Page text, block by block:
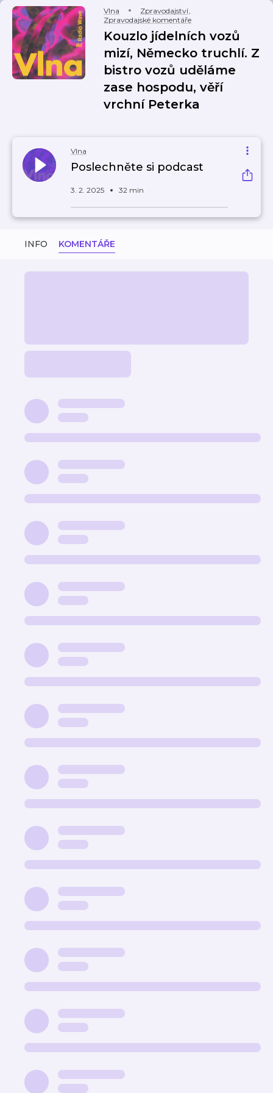
Vlna Zpravodajství,
Zpravodajské komentáře
Kouzlo jídelních vozů
mizí, Německo truchlí. Z
bistro vozů uděláme
zase hospodu, věří
vrchní Peterka
Vlna
Poslechněte si podcast
3. 2. 2025 32 min
INFO KOMENTÁŘE